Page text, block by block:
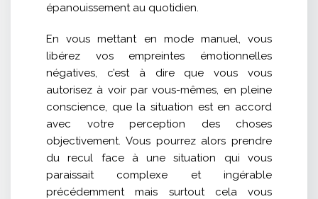
épanouissement au quotidien.
En vous mettant en mode manuel, vous
libérez vos empreintes émotionnelles
négatives, c’est à dire que vous vous
autorisez à voir par vous-mêmes, en pleine
conscience, que la situation est en accord
avec votre perception des choses
objectivement. Vous pourrez alors prendre
du recul face à une situation qui vous
paraissait complexe et ingérable
précédemment mais surtout cela vous